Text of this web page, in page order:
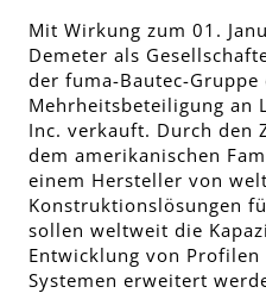
Mit Wirkung zum 01.
Demeter als
der fuma-Bautec-Gruppe
Mehrheitsbeteiligung an
Inc. verkauft. Durch den
dem amerikanischen
einem Hersteller von
Konstruktionslösungen
sollen weltweit die
Entwicklung von Profilen
Systemen erweitert